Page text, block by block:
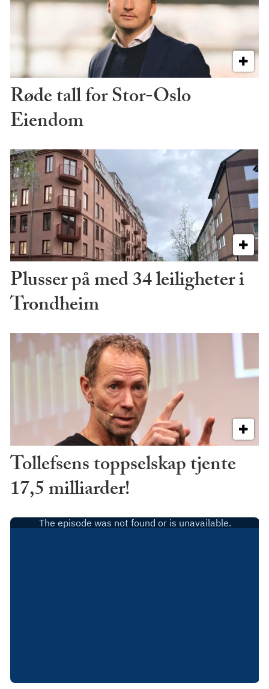
Røde tall for Stor-Oslo
Eiendom
Plusser på med 34 leiligheter i
Trondheim
Tollefsens toppselskap tjente
17,5 milliarder!